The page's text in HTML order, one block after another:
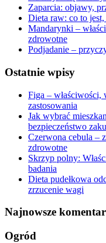
Zaparcia: objawy,
Dieta raw: co to
Mandarynki –
zdrowotne
Podjadanie –
Ostatnie wpisy
Figa –
zastosowania
Jak wybrać
bezpieczeństwo
Czerwona cebula –
zdrowotne
Skrzyp polny:
badania
Dieta pudełkowa
zrzucenie wagi
Najnowsze
Ogród